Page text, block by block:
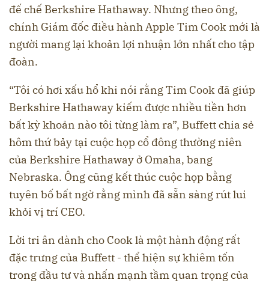
đế chế Berkshire Hathaway. Nhưng theo ông,
chính Giám đốc điều hành Apple Tim Cook mới là
người mang lại khoản lợi nhuận lớn nhất cho tập
đoàn.
“Tôi có hơi xấu hổ khi nói rằng Tim Cook đã giúp
Berkshire Hathaway kiếm được nhiều tiền hơn
bất kỳ khoản nào tôi từng làm ra”, Buffett chia sẻ
hôm thứ bảy tại cuộc họp cổ đông thường niên
của Berkshire Hathaway ở Omaha, bang
Nebraska. Ông cũng kết thúc cuộc họp bằng
tuyên bố bất ngờ rằng mình đã sẵn sàng rút lui
khỏi vị trí CEO.
Lời tri ân dành cho Cook là một hành động rất
đặc trưng của Buffett - thể hiện sự khiêm tốn
trong đầu tư và nhấn mạnh tầm quan trọng của